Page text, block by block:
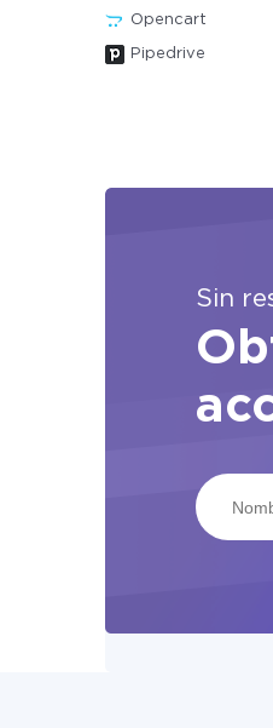
Opencart
Pipedrive
Sin